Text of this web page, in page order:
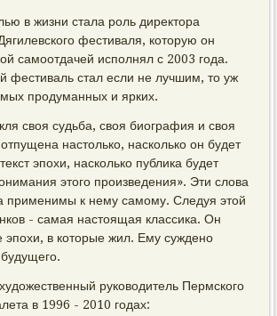
в жизни стала роль директора
фестиваля, которую он
самоотдачей исполнял с 2003 года.
фестиваль стал если не лучшим, то уж
продуманных и ярких.
своя судьба, своя биография и своя
настолько, насколько он будет
эпохи, насколько публика будет
этого произведения». Эти слова
применимы к нему самому. Следуя этой
- самая настоящая классика. Он
эпохи, в которые жил. Ему суждено
руководитель Пермского
в 1996 - 2010 годах: